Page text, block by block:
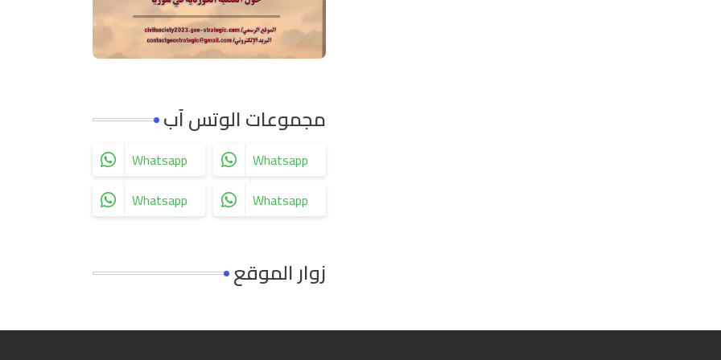
مجموعات الوتس آب
Whatsapp
Whatsapp
Whatsapp
Whatsapp
زوار الموقع